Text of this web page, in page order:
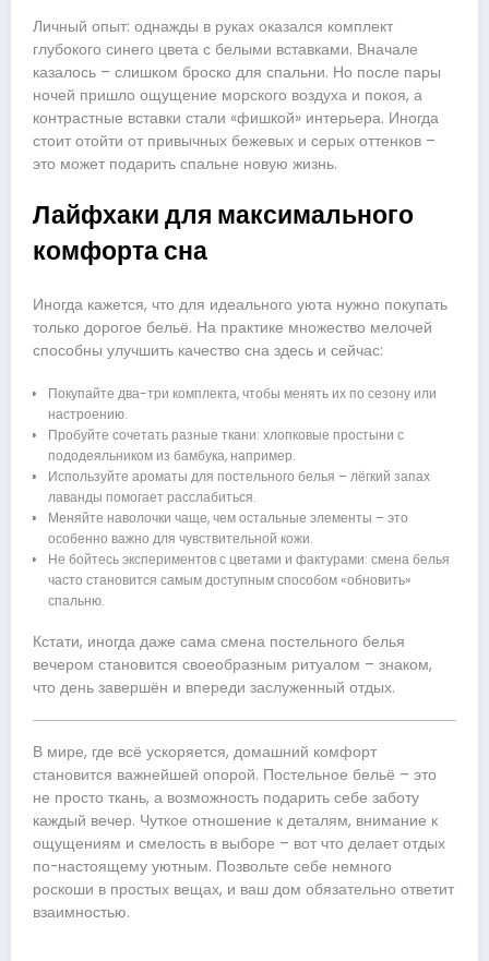
Личный опыт: однажды в руках оказался комплект
глубокого синего цвета с белыми вставками. Вначале
казалось – слишком броско для спальни. Но после пары
ночей пришло ощущение морского воздуха и покоя, а
контрастные вставки стали «фишкой» интерьера. Иногда
стоит отойти от привычных бежевых и серых оттенков –
это может подарить спальне новую жизнь.
Лайфхаки для максимального
комфорта сна
Иногда кажется, что для идеального уюта нужно покупать
только дорогое бельё. На практике множество мелочей
способны улучшить качество сна здесь и сейчас:
Покупайте два-три комплекта, чтобы менять их по сезону или
настроению.
Пробуйте сочетать разные ткани: хлопковые простыни с
пододеяльником из бамбука, например.
Используйте ароматы для постельного белья – лёгкий запах
лаванды помогает расслабиться.
Меняйте наволочки чаще, чем остальные элементы – это
особенно важно для чувствительной кожи.
Не бойтесь экспериментов с цветами и фактурами: смена белья
часто становится самым доступным способом «обновить»
спальню.
Кстати, иногда даже сама смена постельного белья
вечером становится своеобразным ритуалом – знаком,
что день завершён и впереди заслуженный отдых.
В мире, где всё ускоряется, домашний комфорт
становится важнейшей опорой. Постельное бельё – это
не просто ткань, а возможность подарить себе заботу
каждый вечер. Чуткое отношение к деталям, внимание к
ощущениям и смелость в выборе – вот что делает отдых
по-настоящему уютным. Позвольте себе немного
роскоши в простых вещах, и ваш дом обязательно ответит
взаимностью.